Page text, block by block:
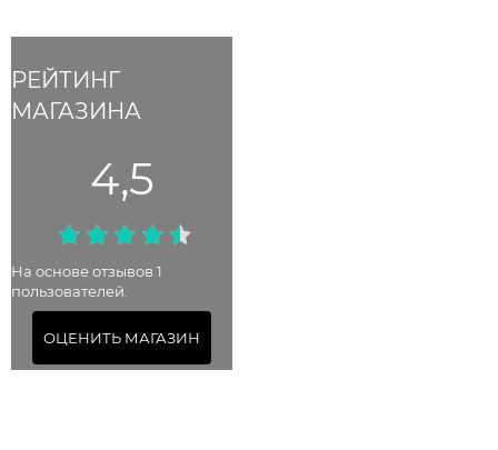
РЕЙТИНГ
МАГАЗИНА
4,5
На основе отзывов 1
пользователей.
ОЦЕНИТЬ МАГАЗИН